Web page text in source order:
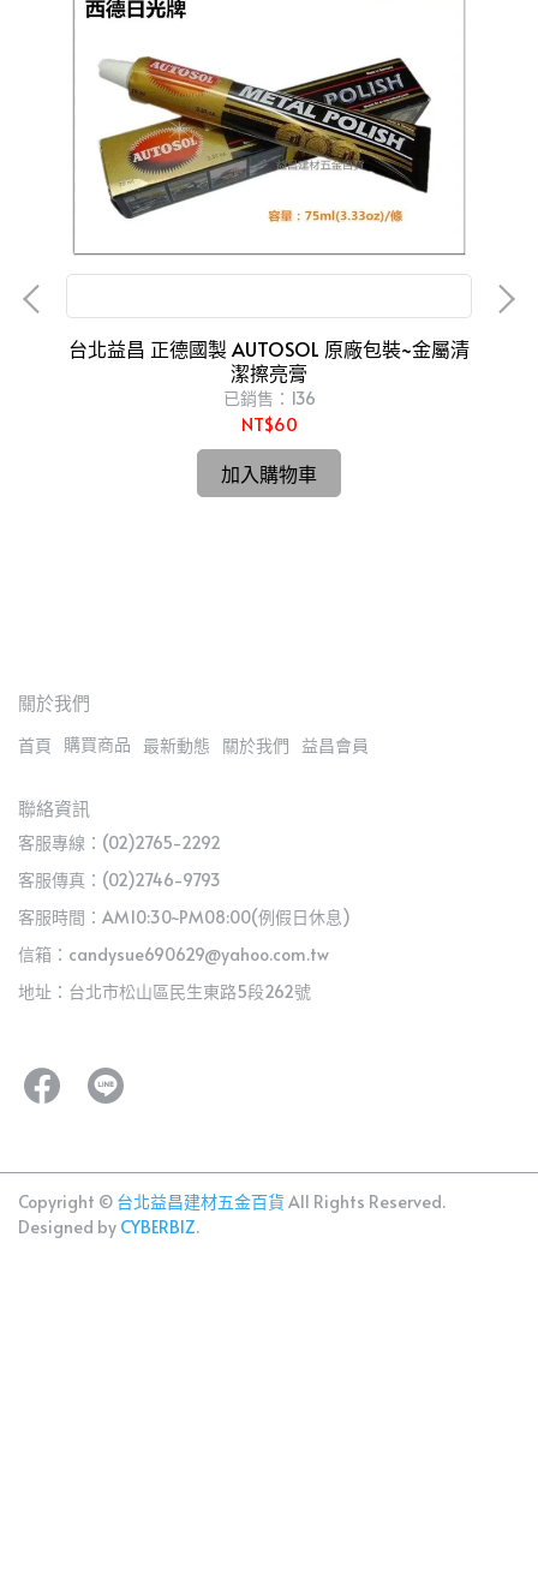
台北益昌 正德國製 AUTOSOL 原廠包裝~金屬清
潔擦亮膏
已銷售：136
NT$60
加入購物車
關於我們
首頁 購買商品 最新動態 關於我們 益昌會員
聯絡資訊
客服專線：(02)2765-2292
客服傳真：(02)2746-9793
客服時間：AM10:30~PM08:00(例假日休息)
信箱：candysue690629@yahoo.com.tw
地址：台北市松山區民生東路5段262號
Copyright © 台北益昌建材五金百貨 All Rights Reserved.
Designed by CYBERBIZ.